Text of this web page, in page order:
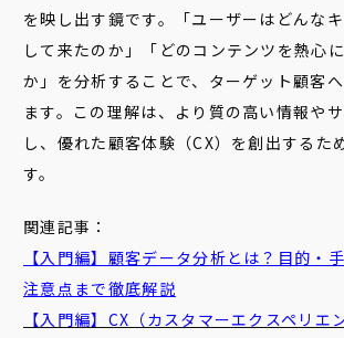
を映し出す鏡です。「ユーザーはどんな
して来たのか」「どのコンテンツを熱心
か」を分析することで、ターゲット顧客
ます。この理解は、より質の高い情報や
し、優れた顧客体験（CX）を創出するた
す。
関連記事：
【入門編】顧客データ分析とは？目的・
注意点まで徹底解説
【入門編】CX（カスタマーエクスペリエ